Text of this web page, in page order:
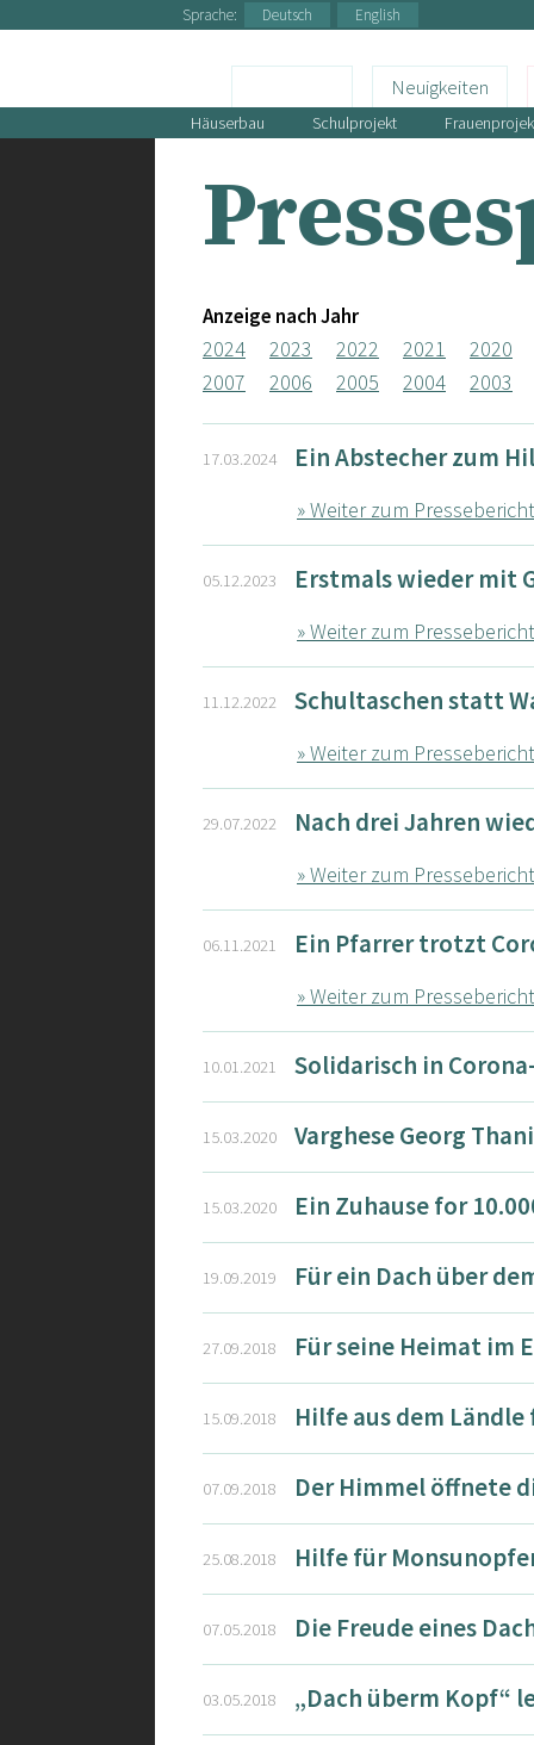
Sprache: Deutsch English
Neuigkeiten
Häuserbau Schulprojekt
Anzeige nach Jahr
2024 2023 2022 2021
2020
2007
2006 2005 2004 2003
17.03.2024 Ein Abstecher zum
» Weiter zum Pressebericht
05.12.2023 Erstmals wieder mit
» Weiter zum Pressebericht
11.12.2022 Schultaschen statt
» Weiter zum Pressebericht
29.07.2022 Nach drei Jahren
» Weiter zum Pressebericht
06.11.2021 Ein Pfarrer trotzt
» Weiter zum Pressebericht
10.01.2021 Solidarisch in
15.03.2020 Varghese Georg
15.03.2020 Ein Zuhause for
19.09.2019 Für ein Dach über
27.09.2018 Für seine Heimat im
15.09.2018 Hilfe aus dem Ländle
07.09.2018 Der Himmel öffnete
25.08.2018 Hilfe für
07.05.2018 Die Freude eines
03.05.2018 „Dach überm Kopf“